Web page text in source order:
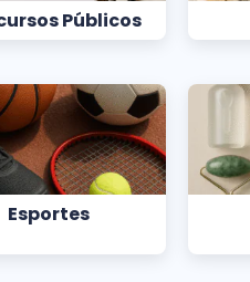
Públicos
Esportes